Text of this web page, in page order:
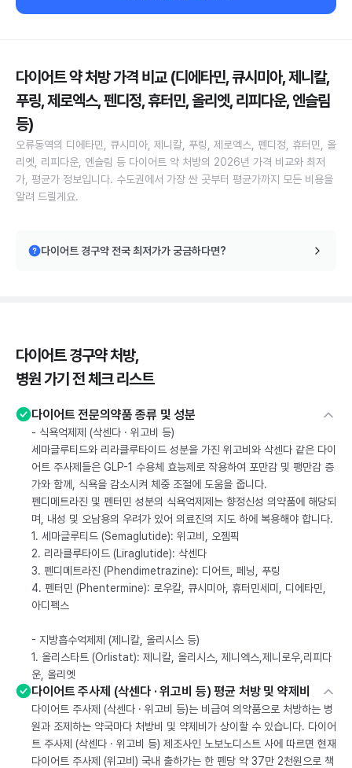
다이어트 약 처방 가격 비교 (디에타민, 큐시미아, 제니칼,
푸링, 제로엑스, 펜디정, 휴터민, 올리엣, 리피다운, 엔슬림
등)
오류동역의 디에타민, 큐시미아, 제니칼, 푸링, 제로엑스, 펜디정, 휴터민, 올
리엣, 리피다운, 엔슬림 등 다이어트 약 처방의 2026년 가격 비교와 최저
가, 평균가 정보입니다. 수도권에서 가장 싼 곳부터 평균가까지 모든 비용을
알려 드릴게요.
다이어트 경구약 전국 최저가가 궁금하다면?
다이어트 경구약 처방,
병원 가기 전 체크 리스트
다이어트 전문의약품 종류 및 성분
- 식욕억제제 (삭센다 · 위고비 등)
세마글루티드와 리라클루타이드 성분을 가진 위고비와 삭센다 같은 다이
어트 주사제들은 GLP-1 수용체 효능제로 작용하여 포만감 및 팽만감 증
가와 함께, 식욕을 감소시켜 체중 조절에 도움을 줍니다.
펜디메트라진 및 펜터민 성분의 식욕억제제는 향정신성 의약품에 해당되
며, 내성 및 오남용의 우려가 있어 의료진의 지도 하에 복용해야 합니다.
1. 세마글루티드 (Semaglutide): 위고비, 오젬픽
2. 리라클루타이드 (Liraglutide): 삭센다
3. 펜디메트라진 (Phendimetrazine): 디어트, 페닝, 푸링
4. 펜터민 (Phentermine): 로우칼, 큐시미아, 휴터민세미, 디에타민,
아디펙스
- 지방흡수억제제 (제니칼, 올리시스 등)
1. 올리스타트 (Orlistat): 제니칼, 올리시스, 제니엑스,제니로우,리피다
운, 올리엣
다이어트 주사제 (삭센다 · 위고비 등) 평균 처방 및 약제비
다이어트 주사제 (삭센다 · 위고비 등)는 비급여 의약품으로 처방하는 병
원과 조제하는 약국마다 처방비 및 약제비가 상이할 수 있습니다. 다이어
트 주사제 (삭센다 · 위고비 등) 제조사인 노보노디스트 사에 따르면 현재
다이어트 주사제 (위고비) 국내 출하가는 한 펜당 약 37만 2천원으로 책